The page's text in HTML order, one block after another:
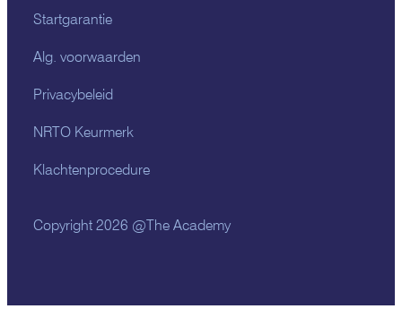
Startgarantie
Alg. voorwaarden
Privacybeleid
NRTO Keurmerk
Klachtenprocedure
Copyright 2026 @The Academy